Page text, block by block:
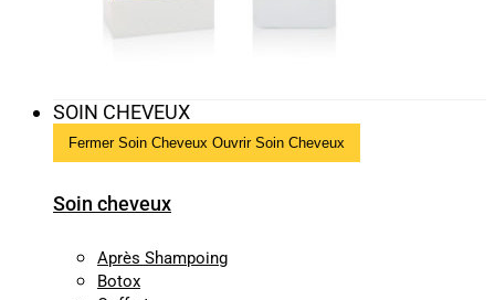
SOIN CHEVEUX
Fermer Soin Cheveux Ouvrir Soin Cheveux
Soin cheveux
Après Shampoing
Botox